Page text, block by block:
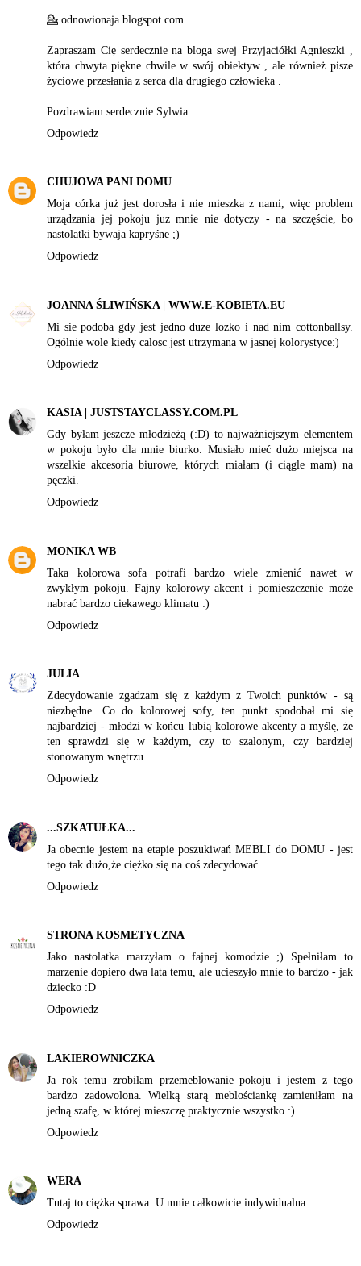
💁 odnowionaja.blogspot.com
Zapraszam Cię serdecznie na bloga swej Przyjaciółki Agnieszki ,
która chwyta piękne chwile w swój obiektyw , ale również pisze
życiowe przesłania z serca dla drugiego człowieka .
Pozdrawiam serdecznie Sylwia
Odpowiedz
CHUJOWA PANI DOMU
Moja córka już jest dorosła i nie mieszka z nami, więc problem
urządzania jej pokoju juz mnie nie dotyczy - na szczęście, bo
nastolatki bywaja kapryśne ;)
Odpowiedz
JOANNA ŚLIWIŃSKA | WWW.E-KOBIETA.EU
Mi sie podoba gdy jest jedno duze lozko i nad nim cottonballsy.
Ogólnie wole kiedy calosc jest utrzymana w jasnej kolorystyce:)
Odpowiedz
KASIA | JUSTSTAYCLASSY.COM.PL
Gdy byłam jeszcze młodzieżą (:D) to najważniejszym elementem
w pokoju było dla mnie biurko. Musiało mieć dużo miejsca na
wszelkie akcesoria biurowe, których miałam (i ciągle mam) na
pęczki.
Odpowiedz
MONIKA WB
Taka kolorowa sofa potrafi bardzo wiele zmienić nawet w
zwykłym pokoju. Fajny kolorowy akcent i pomieszczenie może
nabrać bardzo ciekawego klimatu :)
Odpowiedz
JULIA
Zdecydowanie zgadzam się z każdym z Twoich punktów - są
niezbędne. Co do kolorowej sofy, ten punkt spodobał mi się
najbardziej - młodzi w końcu lubią kolorowe akcenty a myślę, że
ten sprawdzi się w każdym, czy to szalonym, czy bardziej
stonowanym wnętrzu.
Odpowiedz
...SZKATUŁKA...
Ja obecnie jestem na etapie poszukiwań MEBLI do DOMU - jest
tego tak dużo,że ciężko się na coś zdecydować.
Odpowiedz
STRONA KOSMETYCZNA
Jako nastolatka marzyłam o fajnej komodzie ;) Spełniłam to
marzenie dopiero dwa lata temu, ale ucieszyło mnie to bardzo - jak
dziecko :D
Odpowiedz
LAKIEROWNICZKA
Ja rok temu zrobiłam przemeblowanie pokoju i jestem z tego
bardzo zadowolona. Wielką starą meblościankę zamieniłam na
jedną szafę, w której mieszczę praktycznie wszystko :)
Odpowiedz
WERA
Tutaj to ciężka sprawa. U mnie całkowicie indywidualna
Odpowiedz